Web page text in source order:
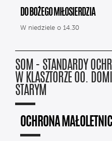
DO BOŻEGO MIŁOSIERDZIA
W niedziele o 14.30
SOM - STANDARDY
W KLASZTORZE OO.
STARYM
OCHRONA